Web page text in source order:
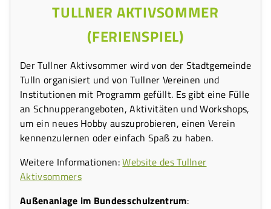
TULLNER AKTIVSOMMER
(FERIENSPIEL)
Der Tullner Aktivsommer wird von der Stadtgemeinde
Tulln organisiert und von Tullner Vereinen und
Institutionen mit Programm gefüllt. Es gibt eine Fülle
an Schnupperangeboten, Aktivitäten und Workshops,
um ein neues Hobby auszuprobieren, einen Verein
kennenzulernen oder einfach Spaß zu haben.
Weitere Informationen:Website des Tullner
Aktivsommers
Außenanlage im Bundesschulzentrum: